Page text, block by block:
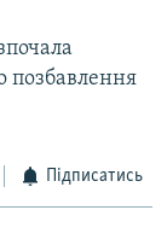
позбавлення
Підписатись